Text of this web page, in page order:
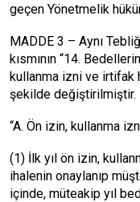
geçen Yönetmelik
MADDE 3 – Aynı
kısmının “14.
kullanma izni ve irtifak
şekilde değiştirilmiştir.
“A. Ön izin, kullanma
(1) İlk yıl ön izin,
ihalenin onaylanıp
içinde, müteakip yıl